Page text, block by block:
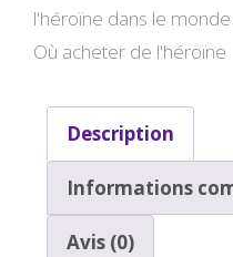
l'héroïne dans le
Où acheter de l'héroïne
Description
Informations
Avis (0)